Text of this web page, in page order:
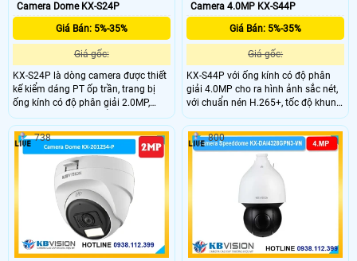
Camera Dome KX-S24P
Giá Bán: 5%-35%
Giá gốc:
KX-S24P là dòng camera được thiết
kế kiểm dáng PT ốp trần, trang bị
ống kính có độ phân giải 2.0MP,
cảm biến Cmos , chuẩn nén H.265+
giúp tiết kiệm băng thông khi lưu
trữ, hỗ trợ PoE, tích hợp micro và loa
đàm thoại 2 chiều, nhìn hình ảnh có
màu vao ban đêm
Camera 4.0MP KX-S44P
Giá Bán: 5%-35%
Giá gốc:
KX-S44P với ống kính có độ phân
giải 4.0MP cho ra hình ảnh sắc nét,
với chuẩn nén H.265+, tốc độ khung
hình 25/30fps, trang bị đèn Led giúp
nhìn hình ảnh có màu vào ban đêm
với khoảng cách 30m, trang bị tính
năng thông minh bảo vệ vành đai,
phát hiện con người và phương tiện
738 800